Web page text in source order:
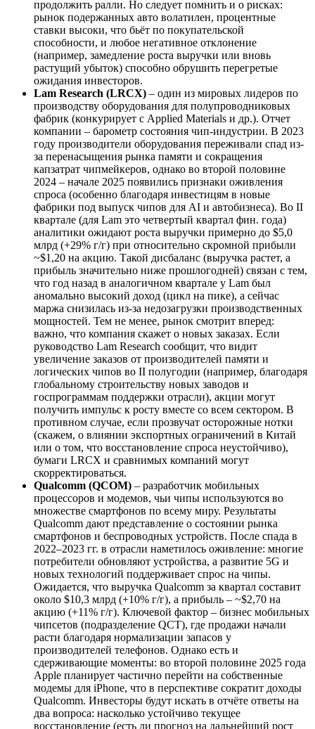
продолжить ралли. Но следует помнить и о рисках:
рынок подержанных авто волатилен, процентные
ставки высоки, что бьёт по покупательской
способности, и любое негативное отклонение
(например, замедление роста выручки или вновь
растущий убыток) способно обрушить перегретые
ожидания инвесторов.
Lam Research (LRCX) – один из мировых лидеров по
производству оборудования для полупроводниковых
фабрик (конкурирует с Applied Materials и др.). Отчет
компании – барометр состояния чип-индустрии. В 2023
году производители оборудования переживали спад из-
за перенасыщения рынка памяти и сокращения
капзатрат чипмейкеров, однако во второй половине
2024 – начале 2025 появились признаки оживления
спроса (особенно благодаря инвестицям в новые
фабрики под выпуск чипов для AI и автобизнеса). Во II
квартале (для Lam это четвертый квартал фин. года)
аналитики ожидают роста выручки примерно до $5,0
млрд (+29% г/г) при относительно скромной прибыли
~$1,20 на акцию. Такой дисбаланс (выручка растет, а
прибыль значительно ниже прошлогодней) связан с тем,
что год назад в аналогичном квартале у Lam был
аномально высокий доход (цикл на пике), а сейчас
маржа снизилась из-за недозагрузки производственных
мощностей. Тем не менее, рынок смотрит вперед:
важно, что компания скажет о новых заказах. Если
руководство Lam Research сообщит, что видит
увеличение заказов от производителей памяти и
логических чипов во II полугодии (например, благодаря
глобальному строительству новых заводов и
госпрограммам поддержки отрасли), акции могут
получить импульс к росту вместе со всем сектором. В
противном случае, если прозвучат осторожные нотки
(скажем, о влиянии экспортных ограничений в Китай
или о том, что восстановление спроса неустойчиво),
бумаги LRCX и сравнимых компаний могут
скорректироваться.
Qualcomm (QCOM) – разработчик мобильных
процессоров и модемов, чьи чипы используются во
множестве смартфонов по всему миру. Результаты
Qualcomm дают представление о состоянии рынка
смартфонов и беспроводных устройств. После спада в
2022–2023 гг. в отрасли наметилось оживление: многие
потребители обновляют устройства, а развитие 5G и
новых технологий поддерживает спрос на чипы.
Ожидается, что выручка Qualcomm за квартал составит
около $10,3 млрд (+10% г/г), а прибыль – ~$2,70 на
акцию (+11% г/г). Ключевой фактор – бизнес мобильных
чипсетов (подразделение QCT), где продажи начали
расти благодаря нормализации запасов у
производителей телефонов. Однако есть и
сдерживающие моменты: во второй половине 2025 года
Apple планирует частично перейти на собственные
модемы для iPhone, что в перспективе сократит доходы
Qualcomm. Инвесторы будут искать в отчёте ответы на
два вопроса: насколько устойчиво текущее
восстановление (есть ли прогноз на дальнейший рост